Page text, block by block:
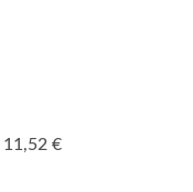
11,52 €